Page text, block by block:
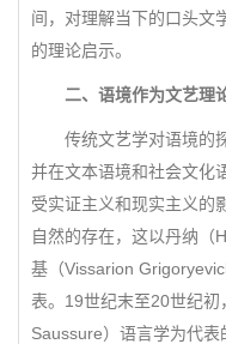
间，对理解当下的口头文
的理论启示。
二、语境作为文艺理
传统文艺学对语境的探
并在文本语境和社会文化
受实证主义和现实主义的
自然的存在，这以丹纳（
基（Vissarion
表。19世纪末至20世纪
Saussure）语言学为代